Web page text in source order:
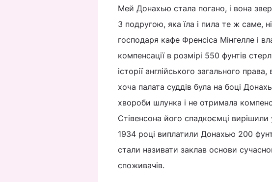
Мей Донахью стала погано, і вона
З подругою, яка їла і пила те ж саме,
господаря кафе Френсіса Мінгелле і
компенсації в розмірі 550 фунтів
історії англійського загального
хоча палата суддів була на боці
хвороби шлунка і не отримала
Стівенсона його спадкоємці
1934 році виплатили Донахью 200
стали називати заклав основи
споживачів.